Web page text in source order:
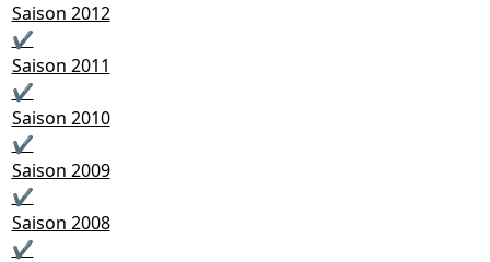
Saison 2012
✔
Saison 2011
✔
Saison 2010
✔
Saison 2009
✔
Saison 2008
✔